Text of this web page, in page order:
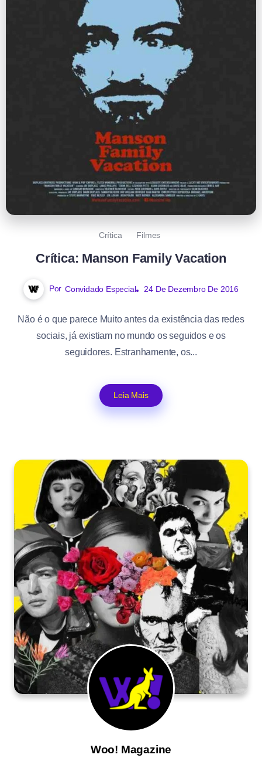
Crítica Filmes
Crítica: Manson Family Vacation
Por Convidado Especial 24 De Dezembro De 2016
Não é o que parece Muito antes da existência das redes
sociais, já existiam no mundo os seguidos e os
seguidores. Estranhamente, os...
Leia Mais
Woo! Magazine